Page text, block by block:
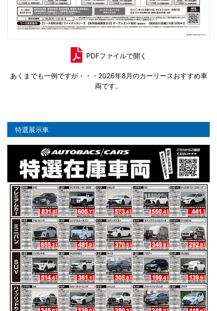
PDFファイルで開く
あくまでも一例ですが・・・2026年8月のカーリースおすすめ車
両です。
特選展示車